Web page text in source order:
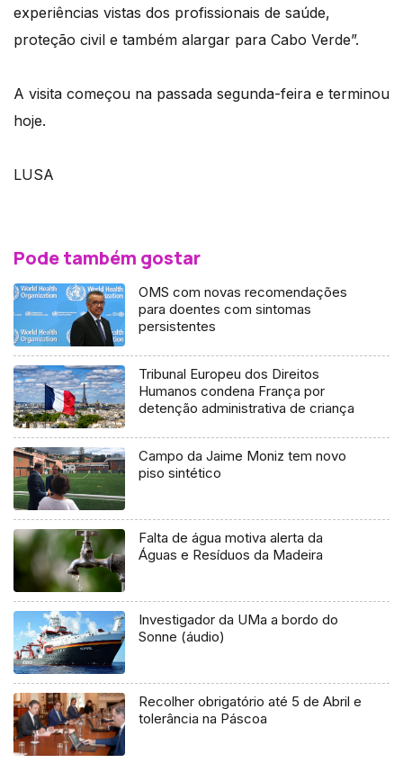
experiências vistas dos profissionais de saúde,
proteção civil e também alargar para Cabo Verde”.
A visita começou na passada segunda-feira e terminou
hoje.
LUSA
Pode também gostar
OMS com novas recomendações
para doentes com sintomas
persistentes
Tribunal Europeu dos Direitos
Humanos condena França por
detenção administrativa de criança
Campo da Jaime Moniz tem novo
piso sintético
Falta de água motiva alerta da
Águas e Resíduos da Madeira
Investigador da UMa a bordo do
Sonne (áudio)
Recolher obrigatório até 5 de Abril e
tolerância na Páscoa